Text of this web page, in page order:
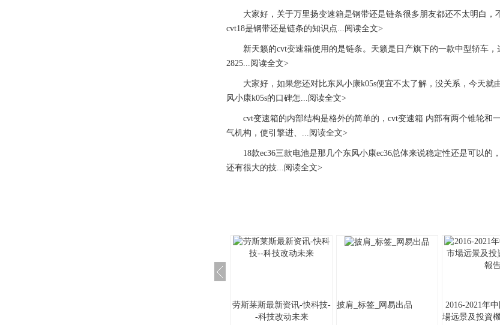
大家好，关于万里扬变速箱是钢带还是链条很多朋友都还不太明白，
cvt18是钢带还是链条的知识点...阅读全文>
新天籁的cvt变速箱使用的是链条。天籁是日产旗下的一款中型轿车，
2825...阅读全文>
大家好，如果您还对比东风小康k05s便宜不太了解，没关系，今天就
风小康k05s的口碑怎...阅读全文>
cvt变速箱的内部结构是格外的简单的，cvt变速箱 内部有两个锥轮和
气机构，使引擎进、...阅读全文>
18款ec36三款电池是那几个东风小康ec36总体来说稳定性还是可以的
还有很大的技...阅读全文>
劳斯莱斯最新资讯-快科技-
-科技改动未来
披肩_标签_网易出品
2016-2021年
場远景及投資